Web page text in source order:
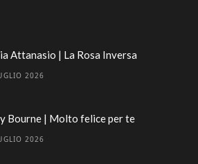
Attanasio | La Rosa Inversa
2026
Bourne | Molto felice per te
2026